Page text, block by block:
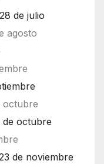
de julio
agosto
octubre
de octubre
de noviembre